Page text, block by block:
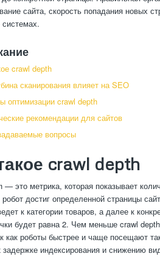
сайта, скорость попадания новых
crawl depth
сканирования влияет на SEO
оптимизации crawl depth
рекомендации для сайтов
вопросы
crawl depth
— это метрика, которая показывает
робот достиг определенной страницы
к категории товаров, а далее к
будет равна 2. Чем меньше crawl
как роботы быстрее и чаще посещают
задержке индексирования и снижению